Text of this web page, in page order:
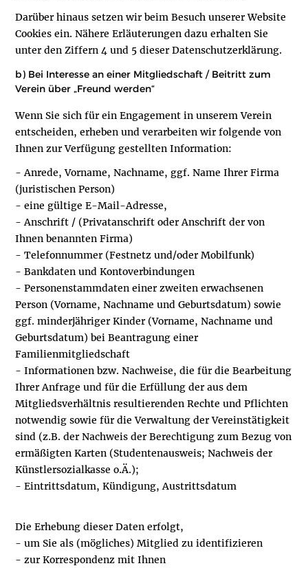
Darüber hinaus setzen wir beim Besuch unserer Website
Cookies ein. Nähere Erläuterungen dazu erhalten Sie
unter den Ziffern 4 und 5 dieser Datenschutzerklärung.
b) Bei Interesse an einer Mitgliedschaft / Beitritt zum
Verein über „Freund werden“
Wenn Sie sich für ein Engagement in unserem Verein
entscheiden, erheben und verarbeiten wir folgende von
Ihnen zur Verfügung gestellten Information:
- Anrede, Vorname, Nachname, ggf. Name Ihrer Firma
(juristischen Person)
- eine gültige E-Mail-Adresse,
- Anschrift / (Privatanschrift oder Anschrift der von
Ihnen benannten Firma)
- Telefonnummer (Festnetz und/oder Mobilfunk)
- Bankdaten und Kontoverbindungen
- Personenstammdaten einer zweiten erwachsenen
Person (Vorname, Nachname und Geburtsdatum) sowie
ggf. minderjähriger Kinder (Vorname, Nachname und
Geburtsdatum) bei Beantragung einer
Familienmitgliedschaft
- Informationen bzw. Nachweise, die für die Bearbeitung
Ihrer Anfrage und für die Erfüllung der aus dem
Mitgliedsverhältnis resultierenden Rechte und Pflichten
notwendig sowie für die Verwaltung der Vereinstätigkeit
sind (z.B. der Nachweis der Berechtigung zum Bezug von
ermäßigten Karten (Studentenausweis; Nachweis der
Künstlersozialkasse o.Ä.);
- Eintrittsdatum, Kündigung, Austrittsdatum
Die Erhebung dieser Daten erfolgt,
- um Sie als (mögliches) Mitglied zu identifizieren
- zur Korrespondenz mit Ihnen